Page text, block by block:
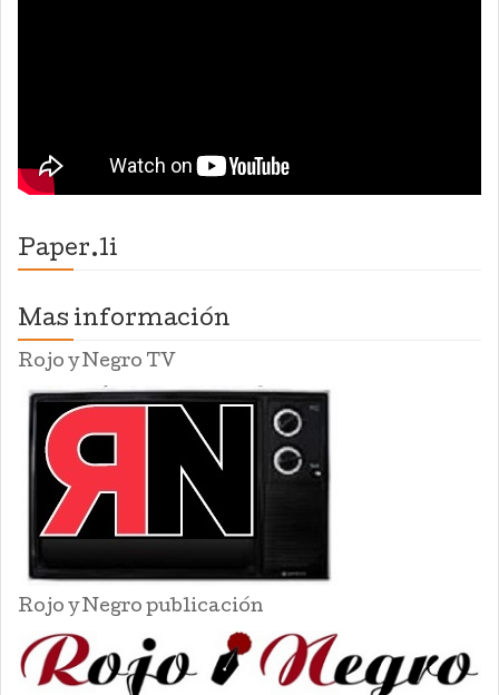
Paper.li
Mas información
Rojo y Negro TV
Rojo y Negro publicación